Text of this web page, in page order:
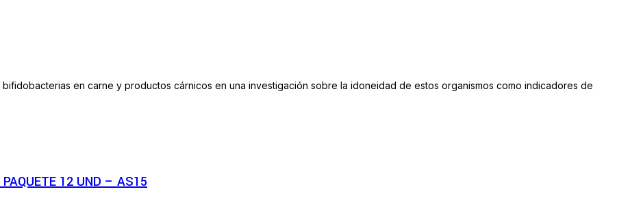
en carne y productos cárnicos en una investigación sobre la idoneidad de estos organismos como indicadores de
PAQUETE 12 UND – AS15